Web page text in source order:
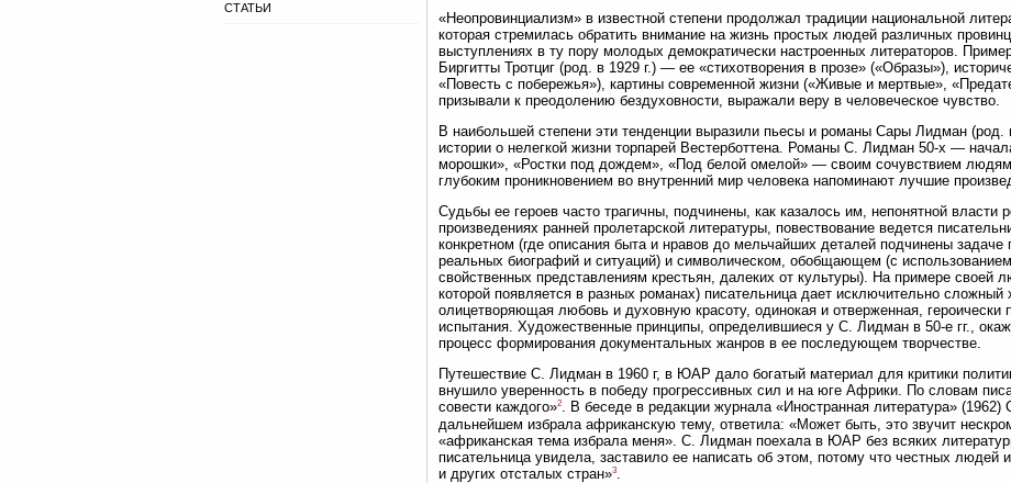
СТАТЬИ
«Неопровинциализм» в известной степени продолжал традиции национальной
которая стремилась обратить внимание на жизнь простых людей различных
выступлениях в ту пору молодых демократически настроенных литераторов.
Биргитты Тротциг (род. в 1929 г.) — ее «стихотворения в прозе» («Образы»),
«Повесть с побережья»), картины современной жизни («Живые и мертвые»,
призывали к преодолению бездуховности, выражали веру в человеческое чувство.
В наибольшей степени эти тенденции выразили пьесы и романы Сары Лидман (род.
истории о нелегкой жизни торпарей Вестерботтена. Романы С. Лидман 50-х —
морошки», «Ростки под дождем», «Под белой омелой» — своим сочувствием
глубоким проникновением во внутренний мир человека напоминают лучшие
Судьбы ее героев часто трагичны, подчинены, как казалось им, непонятной власти
произведениях ранней пролетарской литературы, повествование ведется
конкретном (где описания быта и нравов до мельчайших деталей подчинены задаче
реальных биографий и ситуаций) и символическом, обобщающем (с
свойственных представлениям крестьян, далеких от культуры). На примере своей
которой появляется в разных романах) писательница дает исключительно
олицетворяющая любовь и духовную красоту, одинокая и отверженная,
испытания. Художественные принципы, определившиеся у С. Лидман в 50-е гг.,
процесс формирования документальных жанров в ее последующем творчестве.
Путешествие С. Лидман в 1960 г, в ЮАР дало богатый материал для критики
внушило уверенность в победу прогрессивных сил и на юге Африки. По словам
совести каждого»2. В беседе в редакции журнала «Иностранная литература»
дальнейшем избрала африканскую тему, ответила: «Может быть, это звучит
«африканская тема избрала меня». С. Лидман поехала в ЮАР без всяких
писательница увидела, заставило ее написать об этом, потому что честных
и других отсталых стран»3